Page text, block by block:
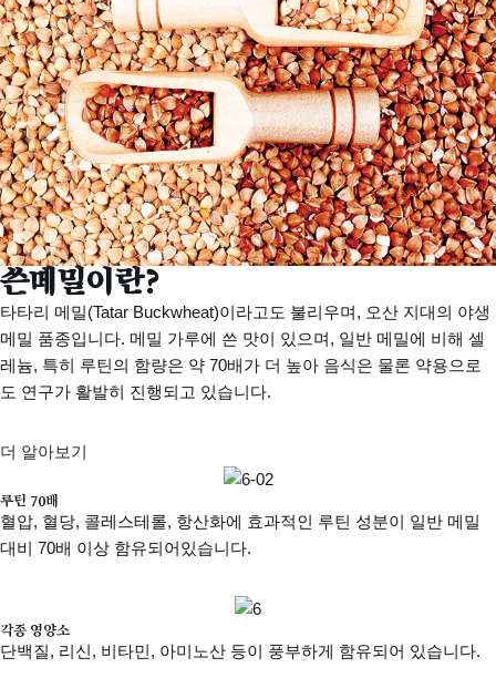
쓴메밀이란?
타타리 메밀(Tatar Buckwheat)이라고도 불리우며, 오산 지대의 야생
메밀 품종입니다. 메밀 가루에 쓴 맛이 있으며, 일반 메밀에 비해 셀
레늄, 특히 루틴의 함량은 약 70배가 더 높아 음식은 물론 약용으로
도 연구가 활발히 진행되고 있습니다.
더 알아보기
루틴 70배
혈압, 혈당, 콜레스테롤, 항산화에 효과적인 루틴 성분이 일반 메밀
대비 70배 이상 함유되어있습니다.
각종 영양소
단백질, 리신, 비타민, 아미노산 등이 풍부하게 함유되어 있습니다.